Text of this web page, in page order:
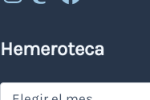
Hemeroteca
Hemeroteca